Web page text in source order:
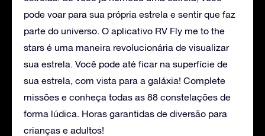
pode voar para sua própria estrela e sentir que faz
parte do universo. O aplicativo RV Fly me to the
stars é uma maneira revolucionária de visualizar
sua estrela. Você pode até ficar na superfície de
sua estrela, com vista para a galáxia! Complete
missões e conheça todas as 88 constelações de
forma lúdica. Horas garantidas de diversão para
crianças e adultos!